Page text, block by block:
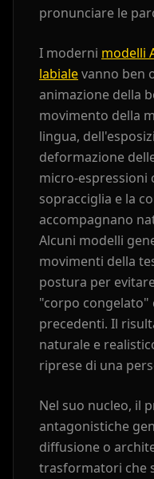
Baby 09
Doctor 02
Doctor 05
Doctor 08
Teacher 01
Teacher 04
Teacher 07
Teacher 10
Lawyer 03
Lawyer 06
pronunciare le
I moderni modelli
labialevanno ben
animazione della
movimento della
lingua,
deformazione
micro-espressioni
sopracciglia e la
accompagnano
Alcuni modelli
movimenti della
postura per
"corpo congelato"
precedenti. Il
naturale e
riprese di una
Nel suo nucleo, il
antagonistiche
diffusione o
trasformatori che